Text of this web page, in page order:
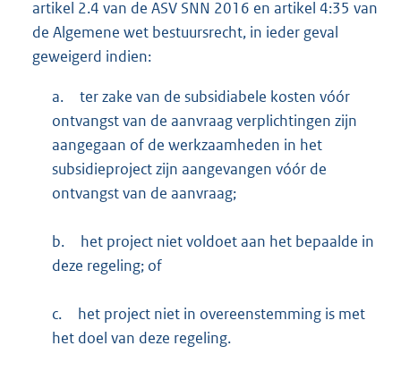
artikel 2.4 van de ASV SNN 2016 en artikel 4:35 van
de Algemene wet bestuursrecht, in ieder geval
geweigerd indien:
a.
ter zake van de subsidiabele kosten vóór
ontvangst van de aanvraag verplichtingen zijn
aangegaan of de werkzaamheden in het
subsidieproject zijn aangevangen vóór de
ontvangst van de aanvraag;
b.
het project niet voldoet aan het bepaalde in
deze regeling; of
c.
het project niet in overeenstemming is met
het doel van deze regeling.